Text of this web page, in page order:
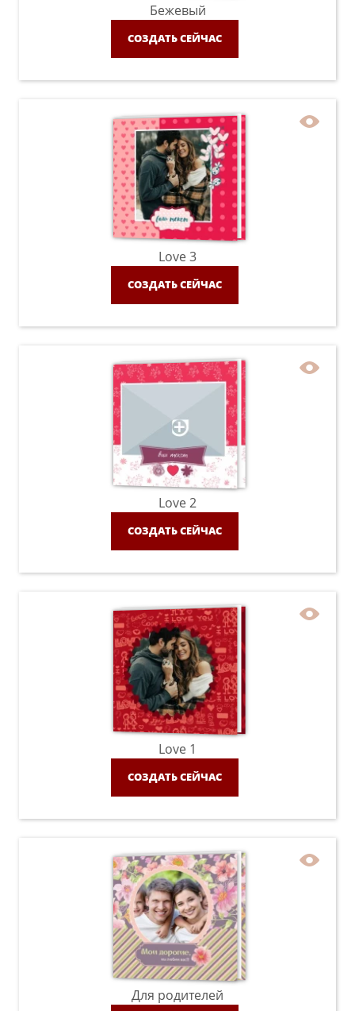
Бежевый
СОЗДАТЬ СЕЙЧАС
Love 3
СОЗДАТЬ СЕЙЧАС
Love 2
СОЗДАТЬ СЕЙЧАС
Love 1
СОЗДАТЬ СЕЙЧАС
Для родителей